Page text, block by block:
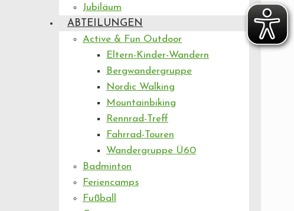
Jubiläum
ABTEILUNGEN
Active & Fun Outdoor
Eltern-Kinder-Wandern
Bergwandergruppe
Nordic Walking
Mountainbiking
Rennrad-Treff
Fahrrad-Touren
Wandergruppe Ü60
Badminton
Feriencamps
Fußball